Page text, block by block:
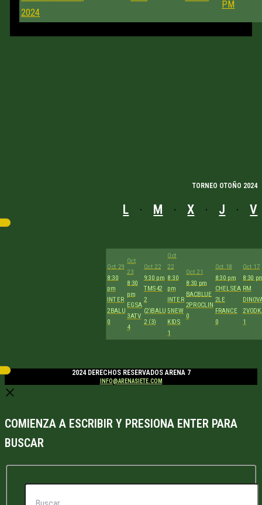
2024
PM
TORNEO OTOÑO 2024
L M X J V
Oct 29
8:30
pm
INTER
2BALU
0
Oct
23
8:30
pm
EGSA
3ATV
4
Oct 22
9:30 pm
TMS42
2
(2)BALU
2 (3)
Oct
22
8:30
pm
INTER
5NEW
KIDS
1
Oct 21
8:30 pm
BACBLUE
2PROCLIN
0
Oct 18
8:30 pm
CHELSEA
2LE
FRANCE
0
Oct 17
8:30
RM
2
1
2024 DERECHOS RESERVADOS ARENA 7
INFO@ARENASIETE.COM
COMIENZA A ESCRIBIR Y PRESIONA ENTER PARA
BUSCAR